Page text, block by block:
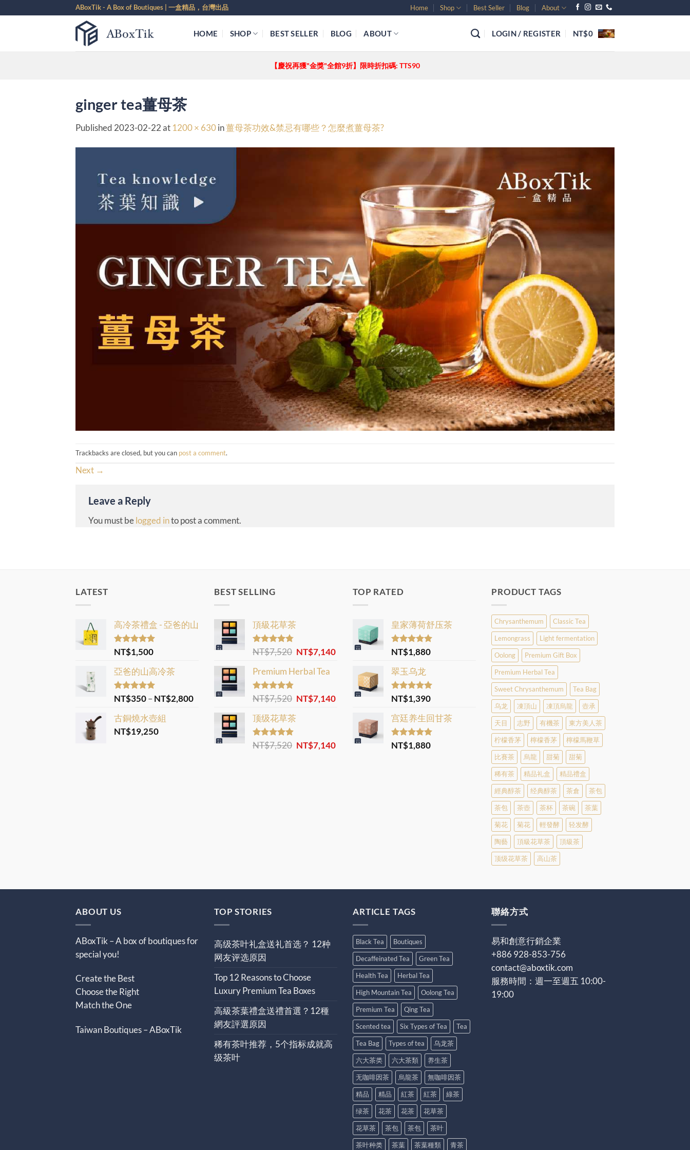
ABoxTik - A Box of Boutiques | 一盒精品，台灣出品 Home Shop Best Seller Blog About
HOME SHOP BEST SELLER BLOG ABOUT LOGIN / REGISTER NT$0
【慶祝再獲"金獎"全館9折】限時折扣碼: TTS90
ginger tea薑母茶
Published 2023-02-22at 1200 × 630in薑母茶功效&禁忌有哪些？怎麼煮薑母茶?
Trackbacks are closed, but you can post a comment.
Next →
Leave a Reply
You must belogged into post a comment.
LATEST
高冷茶禮盒 - 亞爸的山
Rated 5.00
out of 5
NT$1,500
亞爸的山高冷茶
Rated5.00
out of 5
NT$350– NT$2,800Price
NT$350
through
NT$2,800
古銅燒水壺組
NT$19,250
BEST SELLING
頂級花草茶
Rated4.77
out of 5
NT$7,520 Original
was:
NT$7,140Current
NT$7,140.
Premium Herbal Tea
Rated4.82
out of 5
NT$7,520 Original
NT$7,140Current
NT$7,140.
顶级花草茶
Rated4.88
out of 5
NT$7,520 Original
NT$7,140Current
TOP RATED
皇家薄荷舒压茶
Rated 5.00
out of 5
NT$1,880
翠玉乌龙
Rated 5.00
out of 5
NT$1,390
宫廷养生回甘茶
Rated 5.00
out of 5
NT$1,880
PRODUCT TAGS
Chrysanthemum Classic Tea
Lemongrass Light fermentation
Oolong Premium Gift Box
Premium Herbal Tea
Sweet Chrysanthemum Tea Bag
乌龙 凍頂山 凍頂烏龍 壺承
天目 志野 有機茶 東方美人茶
柠檬香茅 檸檬香茅 檸檬馬鞭草
比賽茶 烏龍 甜菊 甜菊
稀有茶 精品礼盒 精品禮盒
經典醇茶 经典醇茶 茶倉 茶包
茶包 茶壺 茶杯 茶碗 茶葉
菊花 菊花 輕發酵 轻发酵
陶藝 頂級花草茶 頂級茶
顶级花草茶 高山茶
ABOUT US
ABoxTik – A box of boutiques for
special you!
Create the Best
Choose the Right
Match the One
Taiwan Boutiques – ABoxTik
TOP STORIES
高级茶叶礼盒送礼首选？ 12种
网友评选原因
Top 12 Reasons to Choose
Luxury Premium Tea Boxes
高級茶葉禮盒送禮首選？12種
網友評選原因
稀有茶叶推荐，5个指标成就高
级茶叶
ARTICLE TAGS
Black Tea Boutiques
Decaffeinated Tea Green Tea
Health Tea Herbal Tea
High Mountain Tea Oolong Tea
Premium Tea Qing Tea
Scented tea Six Types of Tea Tea
Tea Bag Types of tea 乌龙茶
六大茶类 六大茶類 养生茶
无咖啡因茶 烏龍茶 無咖啡因茶
精品 精品 紅茶 紅茶 綠茶
绿茶 花茶 花茶 花草茶
花草茶 茶包 茶包 茶叶
茶叶种类 茶葉 茶葉種類 青茶
聯絡方式
易和創意行銷企業
+886 928-853-756
contact@aboxtik.com
服務時間：週一至週五 10:00-
19:00